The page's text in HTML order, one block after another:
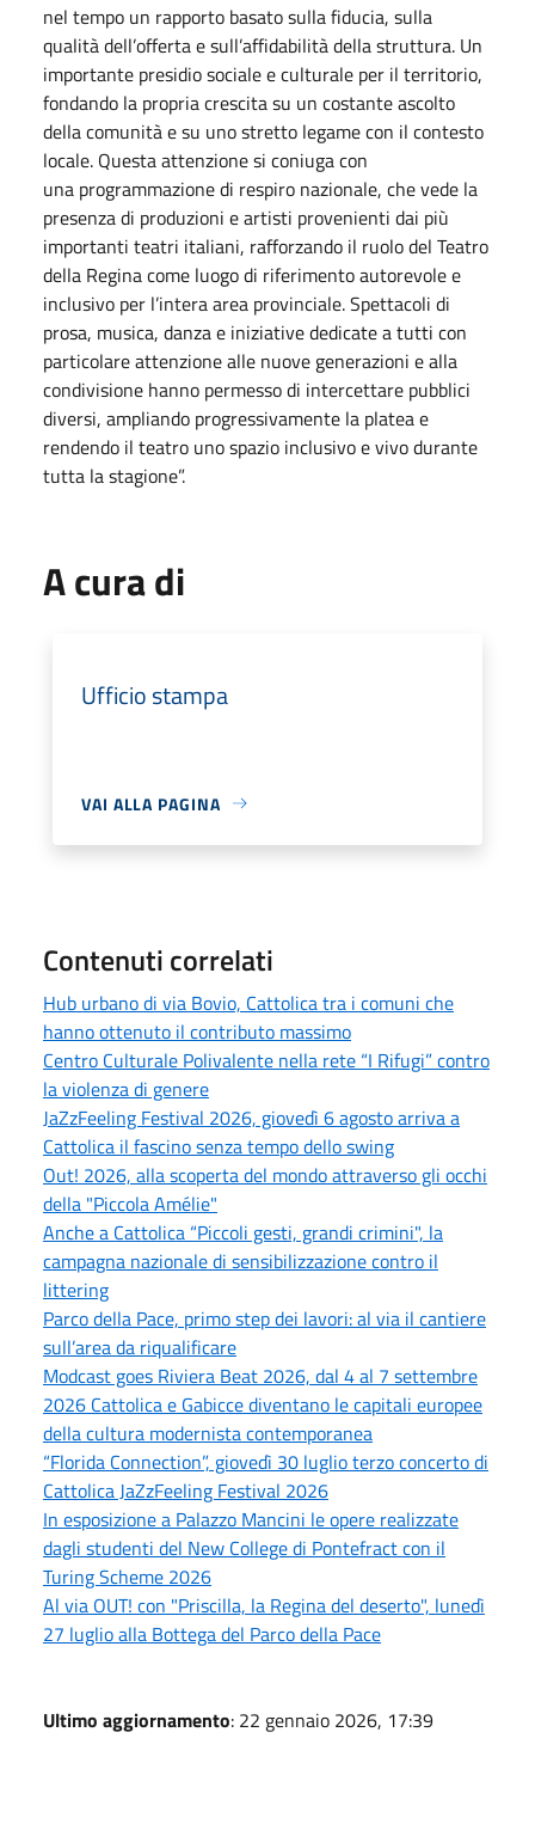
nel tempo un rapporto basato sulla fiducia, sulla
qualità dell’offerta e sull’affidabilità della struttura. Un
importante presidio sociale e culturale per il territorio,
fondando la propria crescita su un costante ascolto
della comunità e su uno stretto legame con il contesto
locale. Questa attenzione si coniuga con
una programmazione di respiro nazionale, che vede la
presenza di produzioni e artisti provenienti dai più
importanti teatri italiani, rafforzando il ruolo del Teatro
della Regina come luogo di riferimento autorevole e
inclusivo per l’intera area provinciale. Spettacoli di
prosa, musica, danza e iniziative dedicate a tutti con
particolare attenzione alle nuove generazioni e alla
condivisione hanno permesso di intercettare pubblici
diversi, ampliando progressivamente la platea e
rendendo il teatro uno spazio inclusivo e vivo durante
tutta la stagione”.
A cura di
Ufficio stampa
VAI ALLA PAGINA
Contenuti correlati
Hub urbano di via Bovio, Cattolica tra i comuni che
hanno ottenuto il contributo massimo
Centro Culturale Polivalente nella rete “I Rifugi” contro
la violenza di genere
JaZzFeeling Festival 2026, giovedì 6 agosto arriva a
Cattolica il fascino senza tempo dello swing
Out! 2026, alla scoperta del mondo attraverso gli occhi
della "Piccola Amélie"
Anche a Cattolica “Piccoli gesti, grandi crimini", la
campagna nazionale di sensibilizzazione contro il
littering
Parco della Pace, primo step dei lavori: al via il cantiere
sull’area da riqualificare
Modcast goes Riviera Beat 2026, dal 4 al 7 settembre
2026 Cattolica e Gabicce diventano le capitali europee
della cultura modernista contemporanea
“Florida Connection”, giovedì 30 luglio terzo concerto di
Cattolica JaZzFeeling Festival 2026
In esposizione a Palazzo Mancini le opere realizzate
dagli studenti del New College di Pontefract con il
Turing Scheme 2026
Al via OUT! con "Priscilla, la Regina del deserto", lunedì
27 luglio alla Bottega del Parco della Pace
Ultimo aggiornamento: 22 gennaio 2026, 17:39